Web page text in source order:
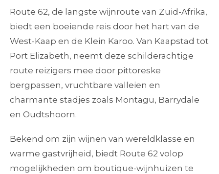
Route 62, de langste wijnroute van Zuid-Afrika,
biedt een boeiende reis door het hart van de
West-Kaap en de Klein Karoo. Van Kaapstad tot
Port Elizabeth, neemt deze schilderachtige
route reizigers mee door pittoreske
bergpassen, vruchtbare valleien en
charmante stadjes zoals Montagu, Barrydale
en Oudtshoorn.
Bekend om zijn wijnen van wereldklasse en
warme gastvrijheid, biedt Route 62 volop
mogelijkheden om boutique-wijnhuizen te